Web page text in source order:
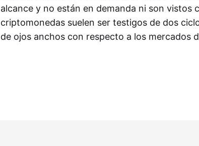
alcance y no están en demanda ni son vistos
criptomonedas suelen ser testigos de dos
de ojos anchos con respecto a los mercados